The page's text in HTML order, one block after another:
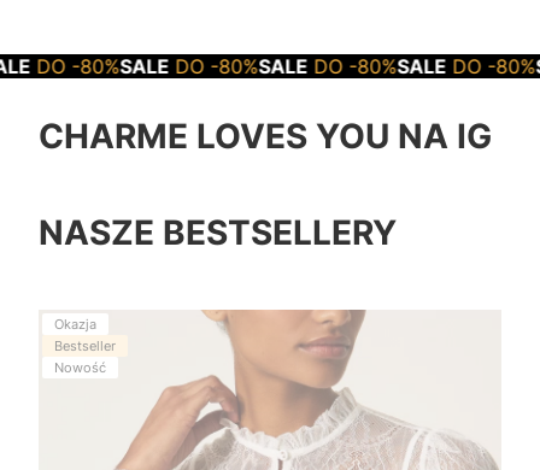
SALE DO -80%SALE DO -80%SALE DO -80%SALE DO -
CHARME LOVES YOU NA IG
NASZE BESTSELLERY
Okazja
Bestseller
Nowość